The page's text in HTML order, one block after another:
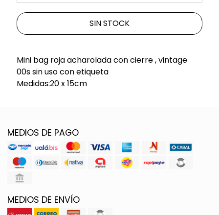
SIN STOCK
Mini bag roja acharolada con cierre , vintage
00s sin uso con etiqueta
Medidas:20 x 15cm
MEDIOS DE PAGO
MEDIOS DE ENVÍO